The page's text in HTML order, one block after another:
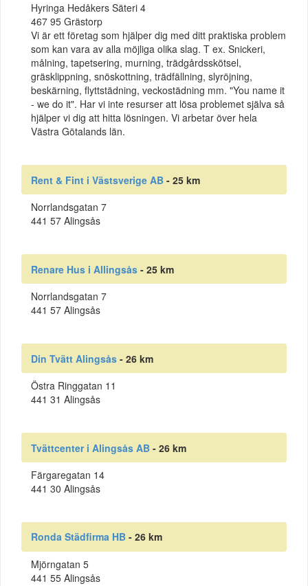
Hyringa Hedåkers Säteri 4
467 95 Grästorp
Vi är ett företag som hjälper dig med ditt praktiska problem
som kan vara av alla möjliga olika slag. T ex. Snickeri,
målning, tapetsering, murning, trädgårdsskötsel,
gräsklippning, snöskottning, trädfällning, slyröjning,
beskärning, flyttstädning, veckostädning mm. "You name it
- we do it". Har vi inte resurser att lösa problemet själva så
hjälper vi dig att hitta lösningen. Vi arbetar över hela
Västra Götalands län.
Rent & Fint i Västsverige AB - 25 km
Norrlandsgatan 7
441 57 Alingsås
Renare Hus i Allingsås - 25 km
Norrlandsgatan 7
441 57 Alingsås
Din Tvätt Alingsås - 26 km
Östra Ringgatan 11
441 31 Alingsås
Tvättcenter i Alingsås AB - 26 km
Färgaregatan 14
441 30 Alingsås
Ronda Städfirma HB - 26 km
Mjörngatan 5
441 55 Alingsås